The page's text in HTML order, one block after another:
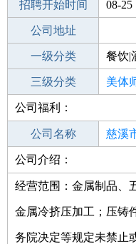
公司电话
招聘开始时间 08-25
招聘结束时间
公司地址
一级分类 餐饮|
二级分类 美容/
三级分类 美体
其他行业
公司福利：
公司名称 慈溪
公司类型
公司介绍：
经营范围：金属制品、
金属冷挤压加工；压铸
务院决定等规定未禁止